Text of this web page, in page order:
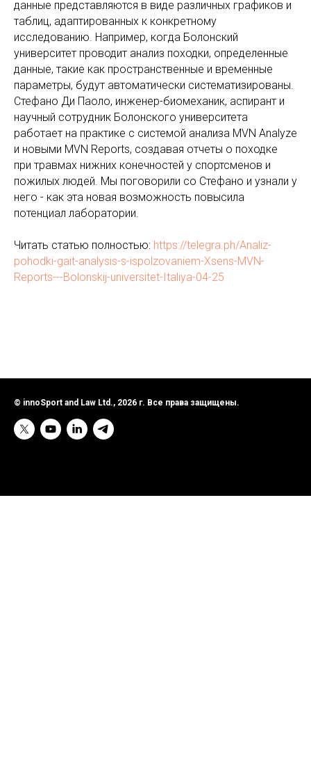
данные представляются в виде различных графиков и
таблиц, адаптированных к конкретному
исследованию. Например, когда Болонский
университет проводит анализ походки, определенные
данные, такие как пространственные и временные
параметры, будут автоматически систематизированы.
Стефано Ди Паоло, инженер-биомеханик, аспирант и
научный сотрудник Болонского университета
работает на практике с системой анализа MVN Analyze
и новыми MVN Reports, создавая отчеты о походке
при травмах нижних конечностей у спортсменов и
пожилых людей. Мы поговорили со Стефано и узнали у
него - как эта новая возможность повысила
потенциал лаборатории.
Читать статью полностью: https://telegra.ph/Analiz-
pohodki-gait-analysis-s-ispolzovaniem-Xsens-MVN-
Reports---Bolonskij-universitet-Italiya-04-25
© innoSport and Law Ltd., 2026 г. Все права защищены.